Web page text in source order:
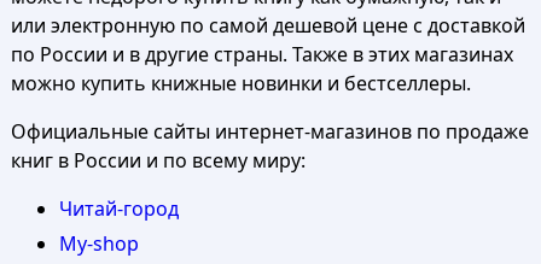
или электронную по самой дешевой цене с доставкой
по России и в другие страны. Также в этих магазинах
можно купить книжные новинки и бестселлеры.
Официальные сайты интернет-магазинов по продаже
книг в России и по всему миру:
Читай-город
My-shop